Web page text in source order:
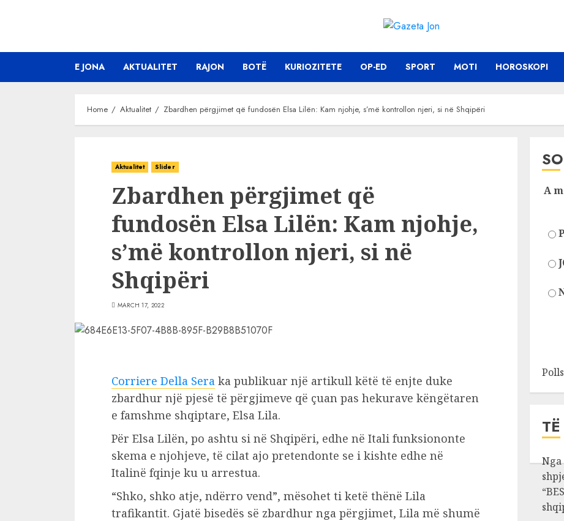
E JONA AKTUALITET RAJON BOTË KURIOZITETE OP-ED SPORT MOTI HOROSKOPI
Home Aktualitet Zbardhen përgjimet që fundosën Elsa Lilën: Kam njohje, s’më kontrollon njeri, si në Shqipëri
Aktualitet Slider
Zbardhen përgjimet që
fundosën Elsa Lilën: Kam njohje,
s’më kontrollon njeri, si në
Shqipëri
MARCH 17, 2022
Corriere Della Sera ka publikuar një artikull këtë të enjte duke
zbardhur një pjesë të përgjimeve që çuan pas hekurave këngëtaren
e famshme shqiptare, Elsa Lila.
Për Elsa Lilën, po ashtu si në Shqipëri, edhe në Itali funksiononte
skema e njohjeve, të cilat ajo pretendonte se i kishte edhe në
Italinë fqinje ku u arrestua.
“Shko, shko atje, ndërro vend”, mësohet ti ketë thënë Lila
trafikantit. Gjatë bisedës së zbardhur nga përgjimet, Lila më shumë
A
Nga